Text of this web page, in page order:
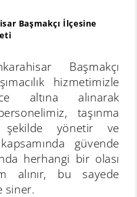
Başmakçı İlçesine
Başmakçı
hizmetimizle
altına alınarak
taşınma
yönetir ve
güvende
herhangi bir olası
alınır, bu sayede
siner.